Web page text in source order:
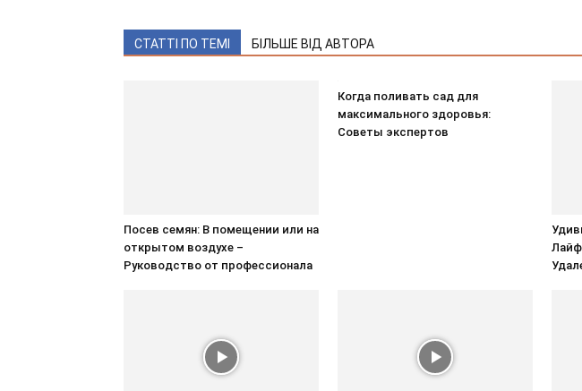
СТАТТІ ПО ТЕМІ БІЛЬШЕ ВІД АВТОРА
Посев семян: В помещении или на
открытом воздухе –
Руководство от профессионала
Когда поливать сад для
максимального здоровья:
Советы экспертов